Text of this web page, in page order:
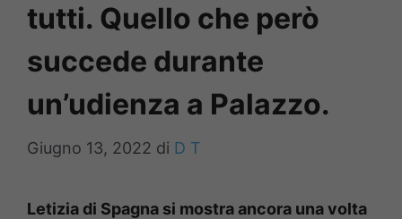
tutti. Quello che però
succede durante
un’udienza a Palazzo.
Giugno 13, 2022 di D T
Letizia di Spagna si mostra ancora una volta